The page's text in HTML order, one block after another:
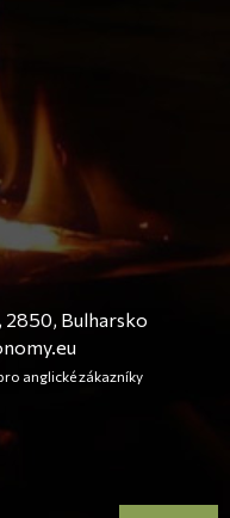
2850, Bulharsko
anglické zákazníky